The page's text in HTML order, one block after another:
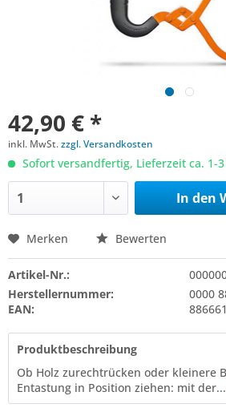
42,90 € *
inkl. MwSt.zzgl. Versandkosten
Sofort versandfertig, Lieferzeit ca. 1-
In den
Merken Bewerten
Artikel-Nr.:
Herstellernummer:
0000
EAN:
Produktbeschreibung
Ob Holz zurechtrücken oder kleinere
Entastung in Position ziehen: mit der...